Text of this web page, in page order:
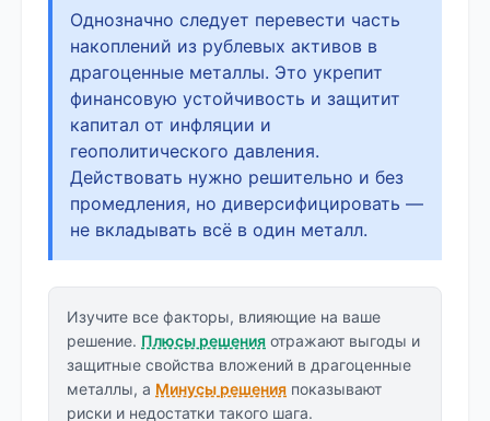
Однозначно следует перевести часть
накоплений из рублевых активов в
драгоценные металлы. Это укрепит
финансовую устойчивость и защитит
капитал от инфляции и
геополитического давления.
Действовать нужно решительно и без
промедления, но диверсифицировать —
не вкладывать всё в один металл.
Изучите все факторы, влияющие на ваше
решение. Плюсы решения отражают выгоды и
защитные свойства вложений в драгоценные
металлы, а Минусы решения показывают
риски и недостатки такого шага.